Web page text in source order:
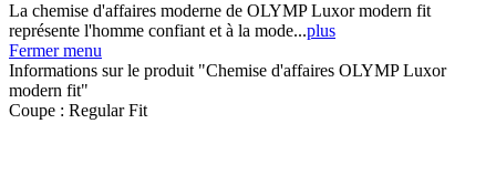
La chemise d'affaires moderne de OLYMP Luxor modern fit
représente l'homme confiant et à la mode...plus
Fermer menu
Informations sur le produit "Chemise d'affaires OLYMP Luxor
modern fit"
Coupe : Regular Fit